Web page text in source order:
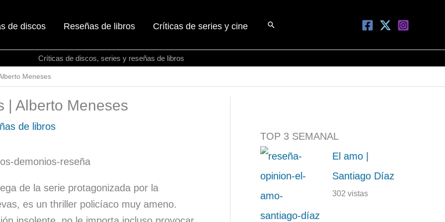
de discos Reseñas de libros Críticas de series y cine Buscar
Críticas de discos, series y reseñas de libros
Meneses
| Alberto Meneses
de libros
de la serie protagonizada por la
es un thriller policíaco muy ameno.
TOP 3 SEMANAL
El amo |
Santiago Díaz
302 vistas